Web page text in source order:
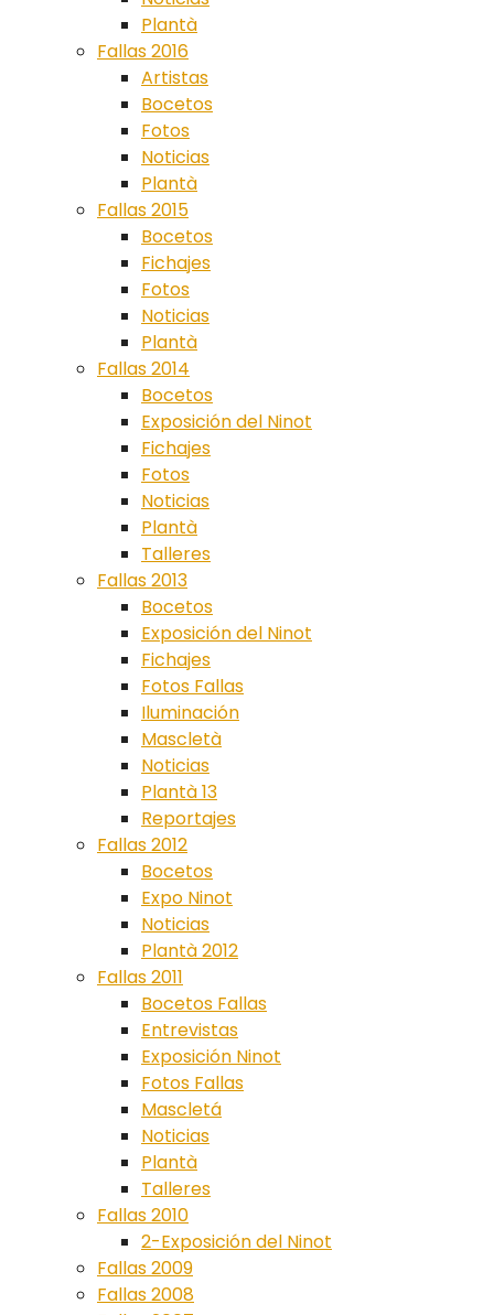
Plantà
Fallas 2016
Artistas
Bocetos
Fotos
Noticias
Plantà
Fallas 2015
Bocetos
Fichajes
Fotos
Noticias
Plantà
Fallas 2014
Bocetos
Exposición del Ninot
Fichajes
Fotos
Noticias
Plantà
Talleres
Fallas 2013
Bocetos
Exposición del Ninot
Fichajes
Fotos Fallas
Iluminación
Mascletà
Noticias
Plantà 13
Reportajes
Fallas 2012
Bocetos
Expo Ninot
Noticias
Plantà 2012
Fallas 2011
Bocetos Fallas
Entrevistas
Exposición Ninot
Fotos Fallas
Mascletá
Noticias
Plantà
Talleres
Fallas 2010
2-Exposición del Ninot
Fallas 2009
Fallas 2008